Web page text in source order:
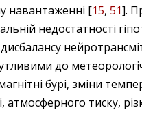
навантаженні [15, 51].
недостатності
до
бурі, зміни
атмосферного тиску,